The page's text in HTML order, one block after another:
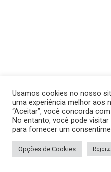
Usamos cookies no nosso
uma experiência melhor aos
“Aceitar”, você concorda
No entanto, você pode
para fornecer um
Opções de Cookies